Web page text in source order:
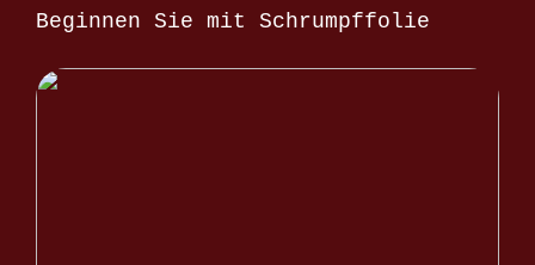
Beginnen Sie mit Schrumpffolie